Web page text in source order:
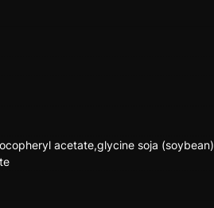
acetate,glycine soja (soybean)